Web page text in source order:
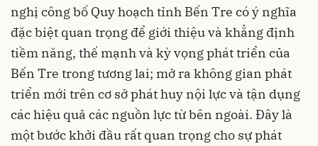
nghị công bố Quy hoạch tỉnh Bến Tre có ý nghĩa
đặc biệt quan trọng để giới thiệu và khẳng định
tiềm năng, thế mạnh và kỳ vọng phát triển của
Bến Tre trong tương lai; mở ra không gian phát
triển mới trên cơ sở phát huy nội lực và tận dụng
các hiệu quả các nguồn lực từ bên ngoài. Đây là
một bước khởi đầu rất quan trọng cho sự phát